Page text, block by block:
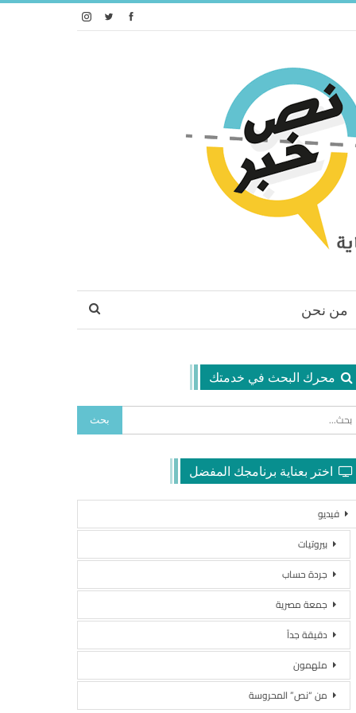
من نحن
محرك البحث في خدمتك
اختر بعناية برنامجك المفضل
فيديو
بيروتيات
جردة حساب
جمعة مصرية
دقيقة جداً
ملهمون
من “نص” المحروسة